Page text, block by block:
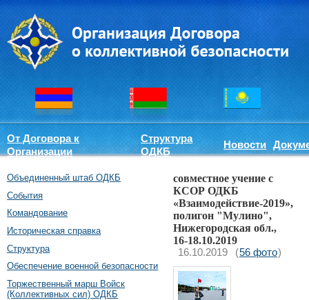
От Договора к
Организации
Структура
ОДКБ
Новости
Объединенный штаб ОДКБ
События
Командование
Историческая справка
Структура
Обеспечение военной безопасности
Торжественный марш Войск
(Коллективных сил) ОДКБ
совместное учение с
КСОР ОДКБ
«Взаимодействие-2019»,
полигон "Мулино",
Нижегородская обл.,
16-18.10.2019
16.10.2019 (56 фото)